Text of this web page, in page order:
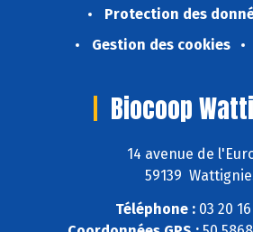
Protection des
Gestion des cookies
Biocoop
14 avenue de
59139
Téléphone : 03 20